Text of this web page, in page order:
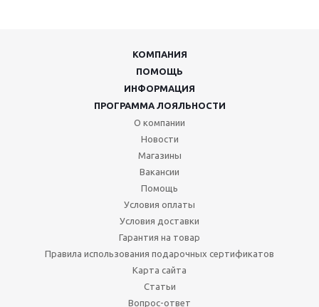
КОМПАНИЯ
ПОМОЩЬ
ИНФОРМАЦИЯ
ПРОГРАММА ЛОЯЛЬНОСТИ
О компании
Новости
Магазины
Вакансии
Помощь
Условия оплаты
Условия доставки
Гарантия на товар
Правила использования подарочных сертификатов
Карта сайта
Статьи
Вопрос-ответ